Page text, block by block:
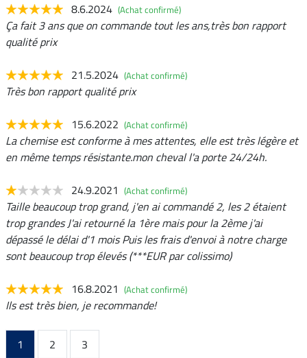
8.6.2024 (Achat confirmé)
Ça fait 3 ans que on commande tout les ans,très bon rapport
qualité prix
21.5.2024 (Achat confirmé)
Très bon rapport qualité prix
15.6.2022 (Achat confirmé)
La chemise est conforme à mes attentes, elle est très légère et
en même temps résistante.mon cheval l'a porte 24/24h.
24.9.2021 (Achat confirmé)
Taille beaucoup trop grand, j'en ai commandé 2, les 2 étaient
trop grandes J'ai retourné la 1ère mais pour la 2ème j'ai
dépassé le délai d'1 mois Puis les frais d'envoi à notre charge
sont beaucoup trop élevés (***EUR par colissimo)
16.8.2021 (Achat confirmé)
Ils est très bien, je recommande!
1 2
3